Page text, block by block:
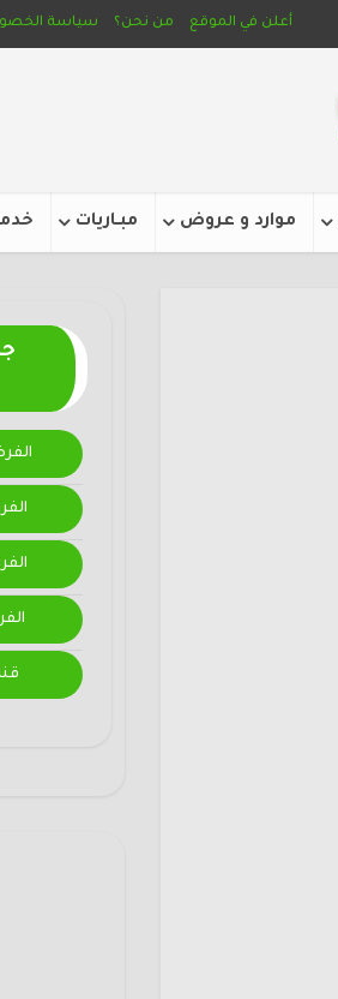
أعلن في الموقع من نحن؟ سياسة
موارد و عروض مبـاريات
الفرض 4-
الفرض 3-
الفرض 2-
الفرض 1-